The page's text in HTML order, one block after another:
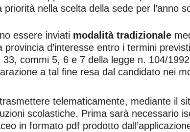
nella scelta della sede per l’anno
essere inviati modalità tradizionale
provincia d’interesse entro i termini
33, commi 5, 6 e 7 della legge n. 104/
a tal fine resa dal candidato nei
telematicamente, mediante il
scolastiche. Prima sarà necessario
in formato pdf prodotto